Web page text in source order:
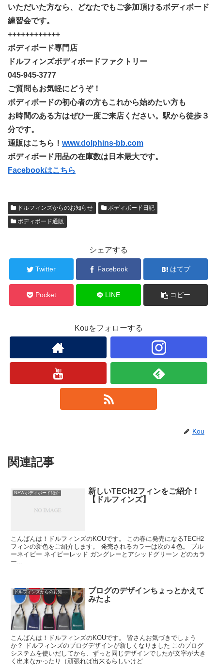
いただいた方なら、どなたでもご参加頂けるボディボード
練習会です。
++++++++++++
ボディボード専門店
ドルフィンズボディボードファクトリー
045-945-3777
ご質問もお気軽にどうぞ！
ボディボードの初心者の方もこれから始めたい方も
お時間のある方はぜひ一度ご来店ください。駅から徒歩３
分です。
通販はこちら！ www.dolphins-bb.com
ボディボード用品の在庫数は日本最大です。
Facebookはこちら
ドルフィンズからのお知らせ
ボディボード日記
ボディボード通販
シェアする
Twitter Facebook はてブ
Pocket LINE コピー
Kouをフォローする
Kou
関連記事
NEWボディボード紹介
新しいTECH2フィンをご紹介！
【ドルフィンズ】
こんばんは！ドルフィンズのKOUです。 この春に発売になるTECH2
フィンの新色をご紹介します。 発売されるカラーは次の４色。 ブル
ーネイビー ネイビーレッド ガングレーとアシッドグリーン どのカラ
ー...
ドルフィンズからのお知らせ
ブログのデザインちょっとかえて
みたよ
こんばんは！ドルフィンズのKOUです。 皆さんお気づきでしょう
か？ ドルフィンズのブログデザインが新しくなりました このブログ
システムを使いだしてから、ずっと同じデザインでしたが文字が大き
く出来なかったり（頑張れば出来るらしいけど...